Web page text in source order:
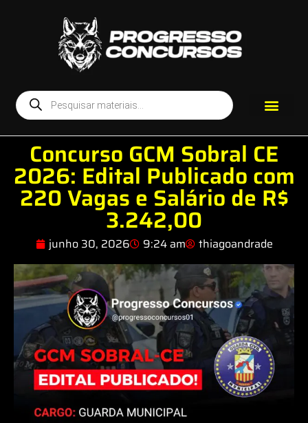
Concurso GCM Sobral CE
2026: Edital Publicado com
220 Vagas e Salário de R$
3.242,00
junho 30, 2026 9:24 am thiagoandrade